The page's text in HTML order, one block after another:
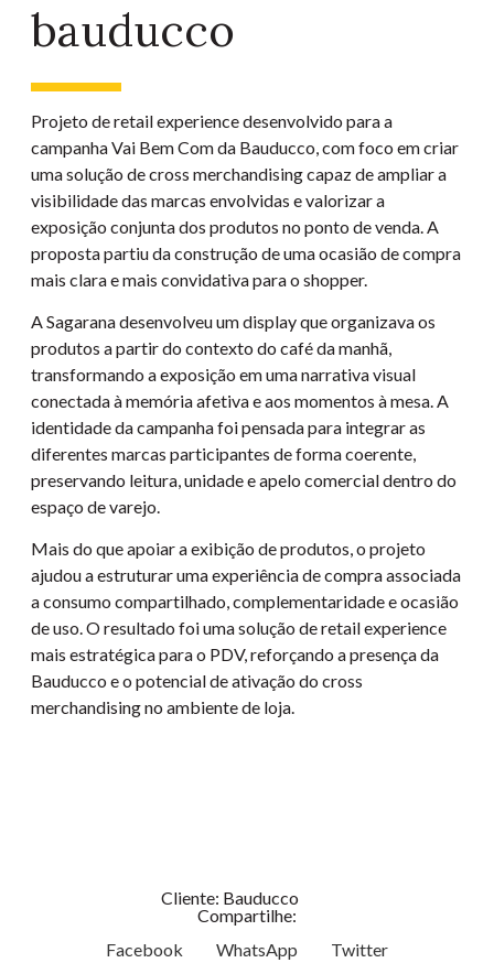
bauducco
Projeto de retail experience desenvolvido para a
campanha Vai Bem Com da Bauducco, com foco em criar
uma solução de cross merchandising capaz de ampliar a
visibilidade das marcas envolvidas e valorizar a
exposição conjunta dos produtos no ponto de venda. A
proposta partiu da construção de uma ocasião de compra
mais clara e mais convidativa para o shopper.
A Sagarana desenvolveu um display que organizava os
produtos a partir do contexto do café da manhã,
transformando a exposição em uma narrativa visual
conectada à memória afetiva e aos momentos à mesa. A
identidade da campanha foi pensada para integrar as
diferentes marcas participantes de forma coerente,
preservando leitura, unidade e apelo comercial dentro do
espaço de varejo.
Mais do que apoiar a exibição de produtos, o projeto
ajudou a estruturar uma experiência de compra associada
a consumo compartilhado, complementaridade e ocasião
de uso. O resultado foi uma solução de retail experience
mais estratégica para o PDV, reforçando a presença da
Bauducco e o potencial de ativação do cross
merchandising no ambiente de loja.
Cliente: Bauducco
Compartilhe:
Facebook
WhatsApp Twitter